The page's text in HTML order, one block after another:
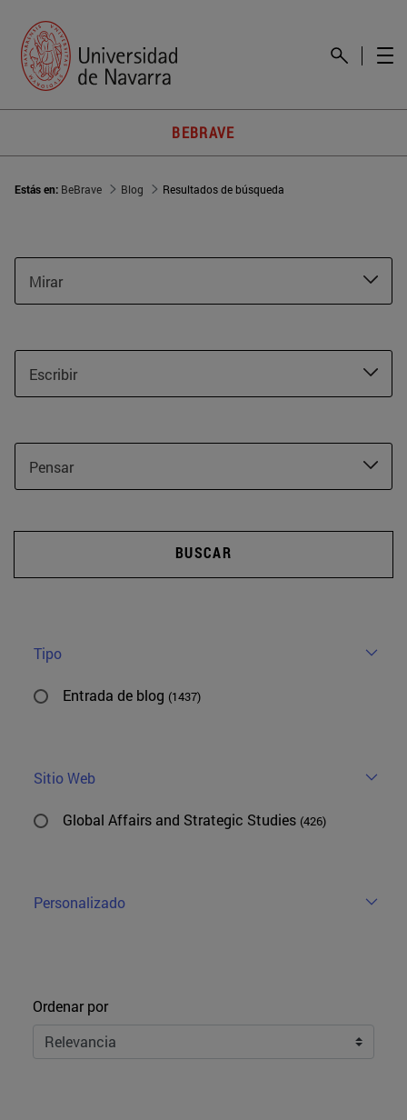
BEBRAVE
Estás en: BeBrave Blog Resultados de búsqueda
Mirar
Escribir
Pensar
BUSCAR
Tipo
Entrada de blog (1437)
Sitio Web
Global Affairs and Strategic Studies (426)
Personalizado
Ordenar
Ordenar por